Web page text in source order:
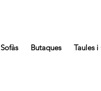
Sofàs Butaques Taules